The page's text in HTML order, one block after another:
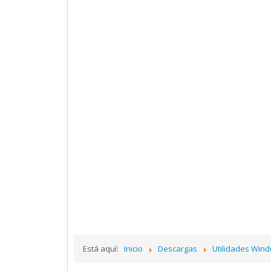
Está aquí: Inicio Descargas Utilidades